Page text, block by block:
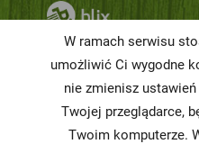
W ramach serwisu
umożliwić Ci wygodne
nie zmienisz
Twojej przeglądarce,
Twoim komputerze.